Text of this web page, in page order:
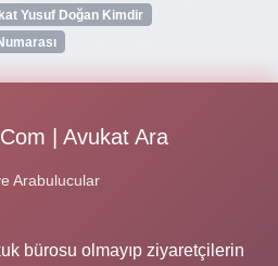
Yusuf Doğan Kimdir
| Avukat Ara
Arabulucular
bürosu olmayıp ziyaretçilerin